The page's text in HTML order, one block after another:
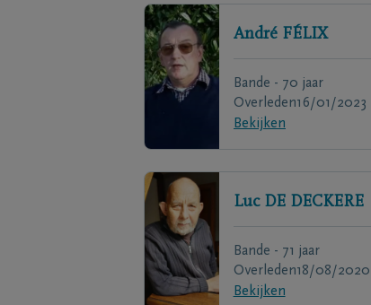
André FÉLIX
Bande - 70 jaar
Overleden16/01/2023
Bekijken
Luc DE DECKERE
Bande - 71 jaar
Overleden18/08/2020
Bekijken